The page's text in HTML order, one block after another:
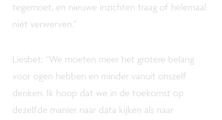
tegemoet, en nieuwe inzichten traag of helemaal
níét verwerven.”
Liesbet: “We moeten meer het grotere belang
voor ogen hebben en minder vanuit onszelf
denken. Ik hoop dat we in de toekomst op
dezelfde manier naar data kijken als naar